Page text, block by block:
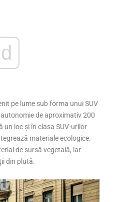
pe lume sub forma unui SUV
de aproximativ 200
un loc și în clasa SUV-urilor
materiale ecologice.
de sursă vegetală, iar
din plută.